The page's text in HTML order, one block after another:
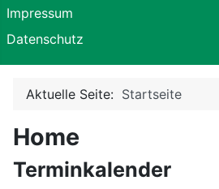
Impressum
Datenschutz
Aktuelle Seite: Startseite
Home
Terminkalender